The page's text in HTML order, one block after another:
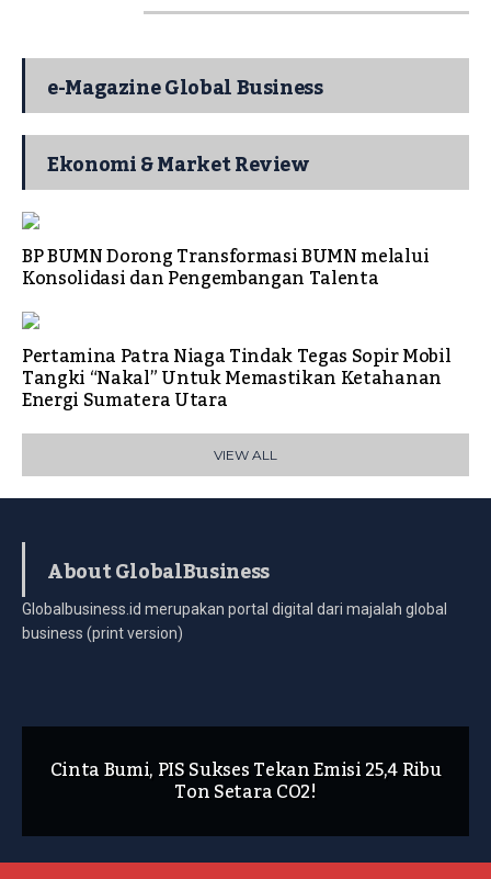
e-Magazine Global Business
Ekonomi & Market Review
BP BUMN Dorong Transformasi BUMN melalui
Konsolidasi dan Pengembangan Talenta
Pertamina Patra Niaga Tindak Tegas Sopir Mobil
Tangki “Nakal” Untuk Memastikan Ketahanan
Energi Sumatera Utara
VIEW ALL
About GlobalBusiness
Globalbusiness.id merupakan portal digital dari majalah global
business (print version)
Cinta Bumi, PIS Sukses Tekan Emisi 25,4 Ribu
Ton Setara CO2!